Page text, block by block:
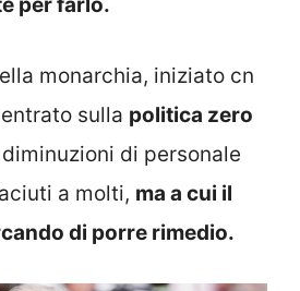
per farlo.
monarchia, iniziato cn
sulla politica zero
di personale
a molti, ma a cui il
di porre rimedio.